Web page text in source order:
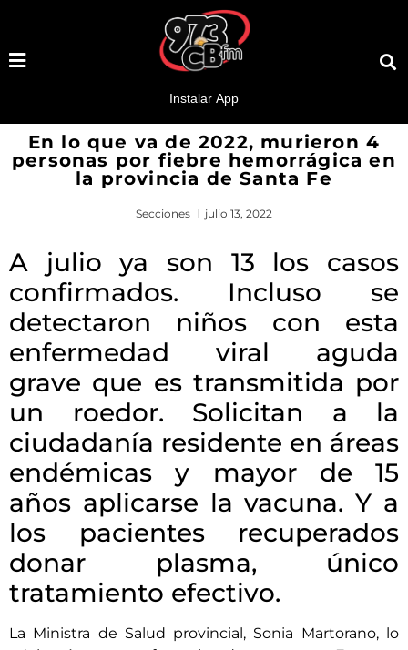
En lo que va de 2022, murieron 4
personas por fiebre hemorrágica en
la provincia de Santa Fe
Secciones julio 13, 2022
A julio ya son 13 los casos
confirmados. Incluso se
detectaron niños con esta
enfermedad viral aguda
grave que es transmitida por
un roedor. Solicitan a la
ciudadanía residente en áreas
endémicas y mayor de 15
años aplicarse la vacuna. Y a
los pacientes recuperados
donar plasma, único
tratamiento efectivo.
La Ministra de Salud provincial, Sonia Martorano, lo